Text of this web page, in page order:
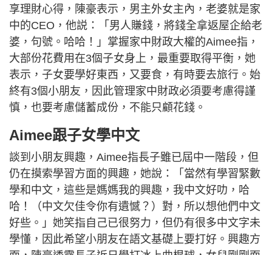
享理財心得，陳豪表示，男主外女主內，老婆就是家
中的CEO，他説：「男人賺錢，將錢全拿返屋企給老
婆，句號。哈哈！」掌握家中財政大權的Aimee指，
大部份花費用在3個子女身上，最重要取得平衡，她
表示，子女要學好東西，又要食，有時要去旅行。始
終有3個小朋友，因此管理家中財政必須要考慮得謹
慎，也要考慮儲蓄成份，不能只顧花錢。
Aimee跟子女學中文
談到小朋友興趣，Aimee指長子雖已屆中一階段，但
仍在摸索學習方面的興趣，她說：「當然有學習緊數
學和中文，這些是媽媽我的興趣，我中文好叻，哈
哈！（中文欠佳令你有遺憾？）對，所以想他們中文
好些。」她笑指自己已很努力，但仍有很多中文字未
學懂，因此希望小朋友在語文基礎上要打好。興趣方